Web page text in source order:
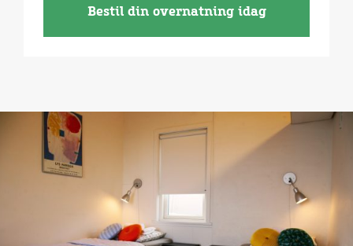
Bestil din overnatning idag